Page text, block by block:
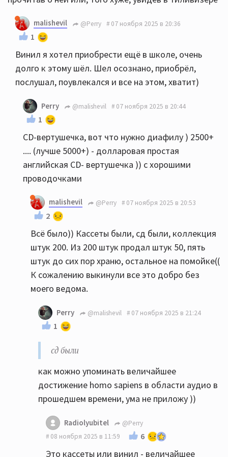
malishevil @Perry 07 ноября 2025 в 20:36
1
Винил я хотел приобрести ещё в школе, очень
долго к этому шёл. Шел осознано, приобрёл,
послушал, поувлекался и все на этом, хватит)
Perry @malishevil 07 ноября 2025 в 20:44
1
CD-вертушечка, вот что нужно диафилу ) 2500+
.... (лучше 5000+) - долларовая простая
английская CD- вертушечка )) с хорошими
проводочками
malishevil @Perry 07 ноября 2025 в 20:53
2
Всё было)) Кассеты были, сд были, коллекция
штук 200. Из 200 штук продал штук 50, пять
штук до сих пор храню, остальное на помойке((
К сожалению выкинули все это добро без
моего ведома.
Perry @malishevil 07 ноября 2025 в 21:24
1
сд были
как можно упоминать величайшее
достижение homo sapiens в области аудио в
прошедшем времени, ума не приложу ))
Radiolyubitel
@Perry
08 ноября 2025 в 11:59
6
Это кассеты или винил - величайшее